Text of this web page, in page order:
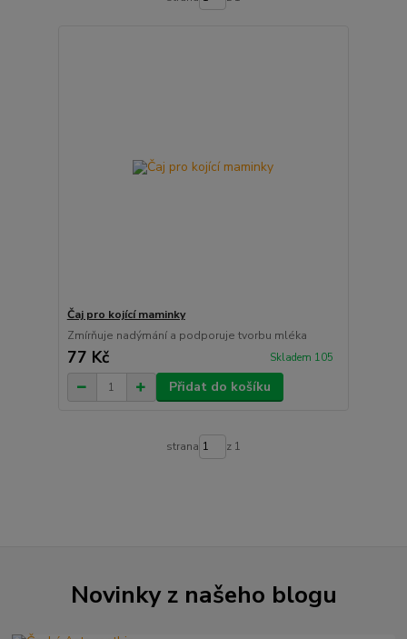
Čaj pro kojící maminky
Zmírňuje nadýmání a podporuje tvorbu mléka
77 Kč Skladem 105
Přidat do košíku
strana z 1
Novinky z našeho blogu